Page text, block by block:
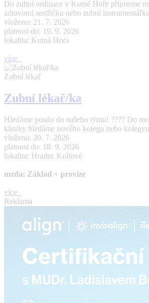
Do zubní ordinace v Kutné Hoře přijmeme
zdravotní sestřičku nebo zubní
vloženo: 21. 7. 2026
platnost do: 19. 9. 2026
lokalita: Kutná Hora
více
Zubní lékař
Zubní lékař/ka
Hledáme posilu do našeho týmu! ???? Do
kliniky hledáme nového kolegu nebo
vloženo: 20. 7. 2026
platnost do: 18. 9. 2026
lokalita: Hradec Králové
mzda: Základ + provize
více
Reklama